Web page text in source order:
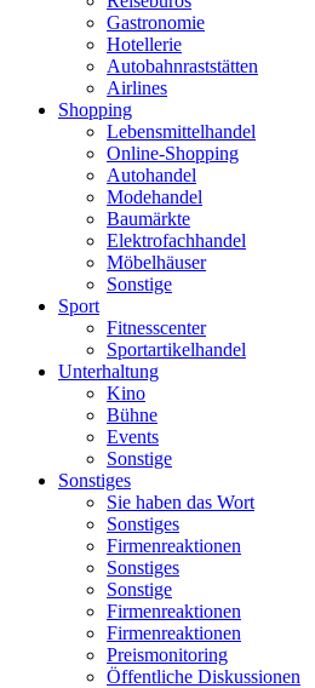
Gastronomie
Hotellerie
Autobahnraststätten
Airlines
Shopping
Lebensmittelhandel
Online-Shopping
Autohandel
Modehandel
Baumärkte
Elektrofachhandel
Möbelhäuser
Sonstige
Sport
Fitnesscenter
Sportartikelhandel
Unterhaltung
Kino
Bühne
Events
Sonstige
Sonstiges
Sie haben das Wort
Sonstiges
Firmenreaktionen
Sonstiges
Sonstige
Firmenreaktionen
Firmenreaktionen
Preismonitoring
Öffentliche Diskussionen